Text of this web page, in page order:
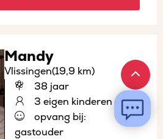
Mandy
Vlissingen(19,9 km)
38 jaar
3 eigen kinderen
opvang bij:
gastouder